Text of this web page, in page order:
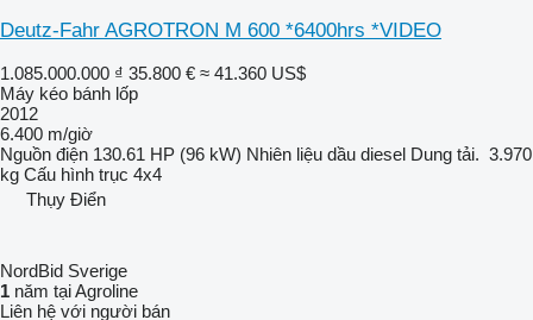
Deutz-Fahr AGROTRON M 600 *6400hrs *VIDEO
1.085.000.000 ₫ 35.800 € ≈ 41.360 US$
Máy kéo bánh lốp
2012
6.400 m/giờ
Nguồn điện 130.61 HP (96 kW) Nhiên liệu dầu diesel Dung tải. 3.970
kg Cấu hình trục 4x4
Thụy Điển
NordBid Sverige
1 năm tại Agroline
Liên hệ với người bán